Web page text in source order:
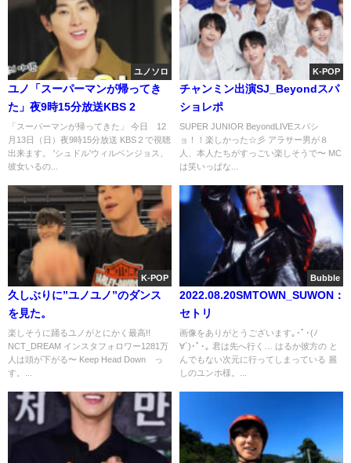
ユノソロ
ユノ「スーパーマンが帰ってき
た」夜9時15分放送KBS 2
「スーパーマンが帰ってきた」 今日 12
月13日（日）夜9時15分放送 KBS２で視聴
出来ます。 'シュドル'ウィルベンジョス、
彼女いるの...
K-POP
チャンミン出演SJ_Beyondスパ
ショレポ
SUPER JUNIOR BeyondLIVEスパシ
ョ！！楽しかった☆彡 アラサー男が８
人、本人たちがすっごい楽しそうで〜 MC
は笑いっぱな...
K-POP
久しぶりに”ユノユノ”のダンス
を見た。
楽しそうに踊るユノがとにかく最高!!
NCT_DREAM インスタフォロワー1281万
人は頭が下がる〜 Keep Head Down っ
す。...
Bubble
2022.08.20SMTOWN_SUWON：
セトリ
画像をありがとうございます｡･ﾟ･(ﾉ
∀`)･ﾟ･｡ 君は先へ行く… はるか彼方の と
んでもない次元に行ってしまっている 麗
しのユンホ様。...